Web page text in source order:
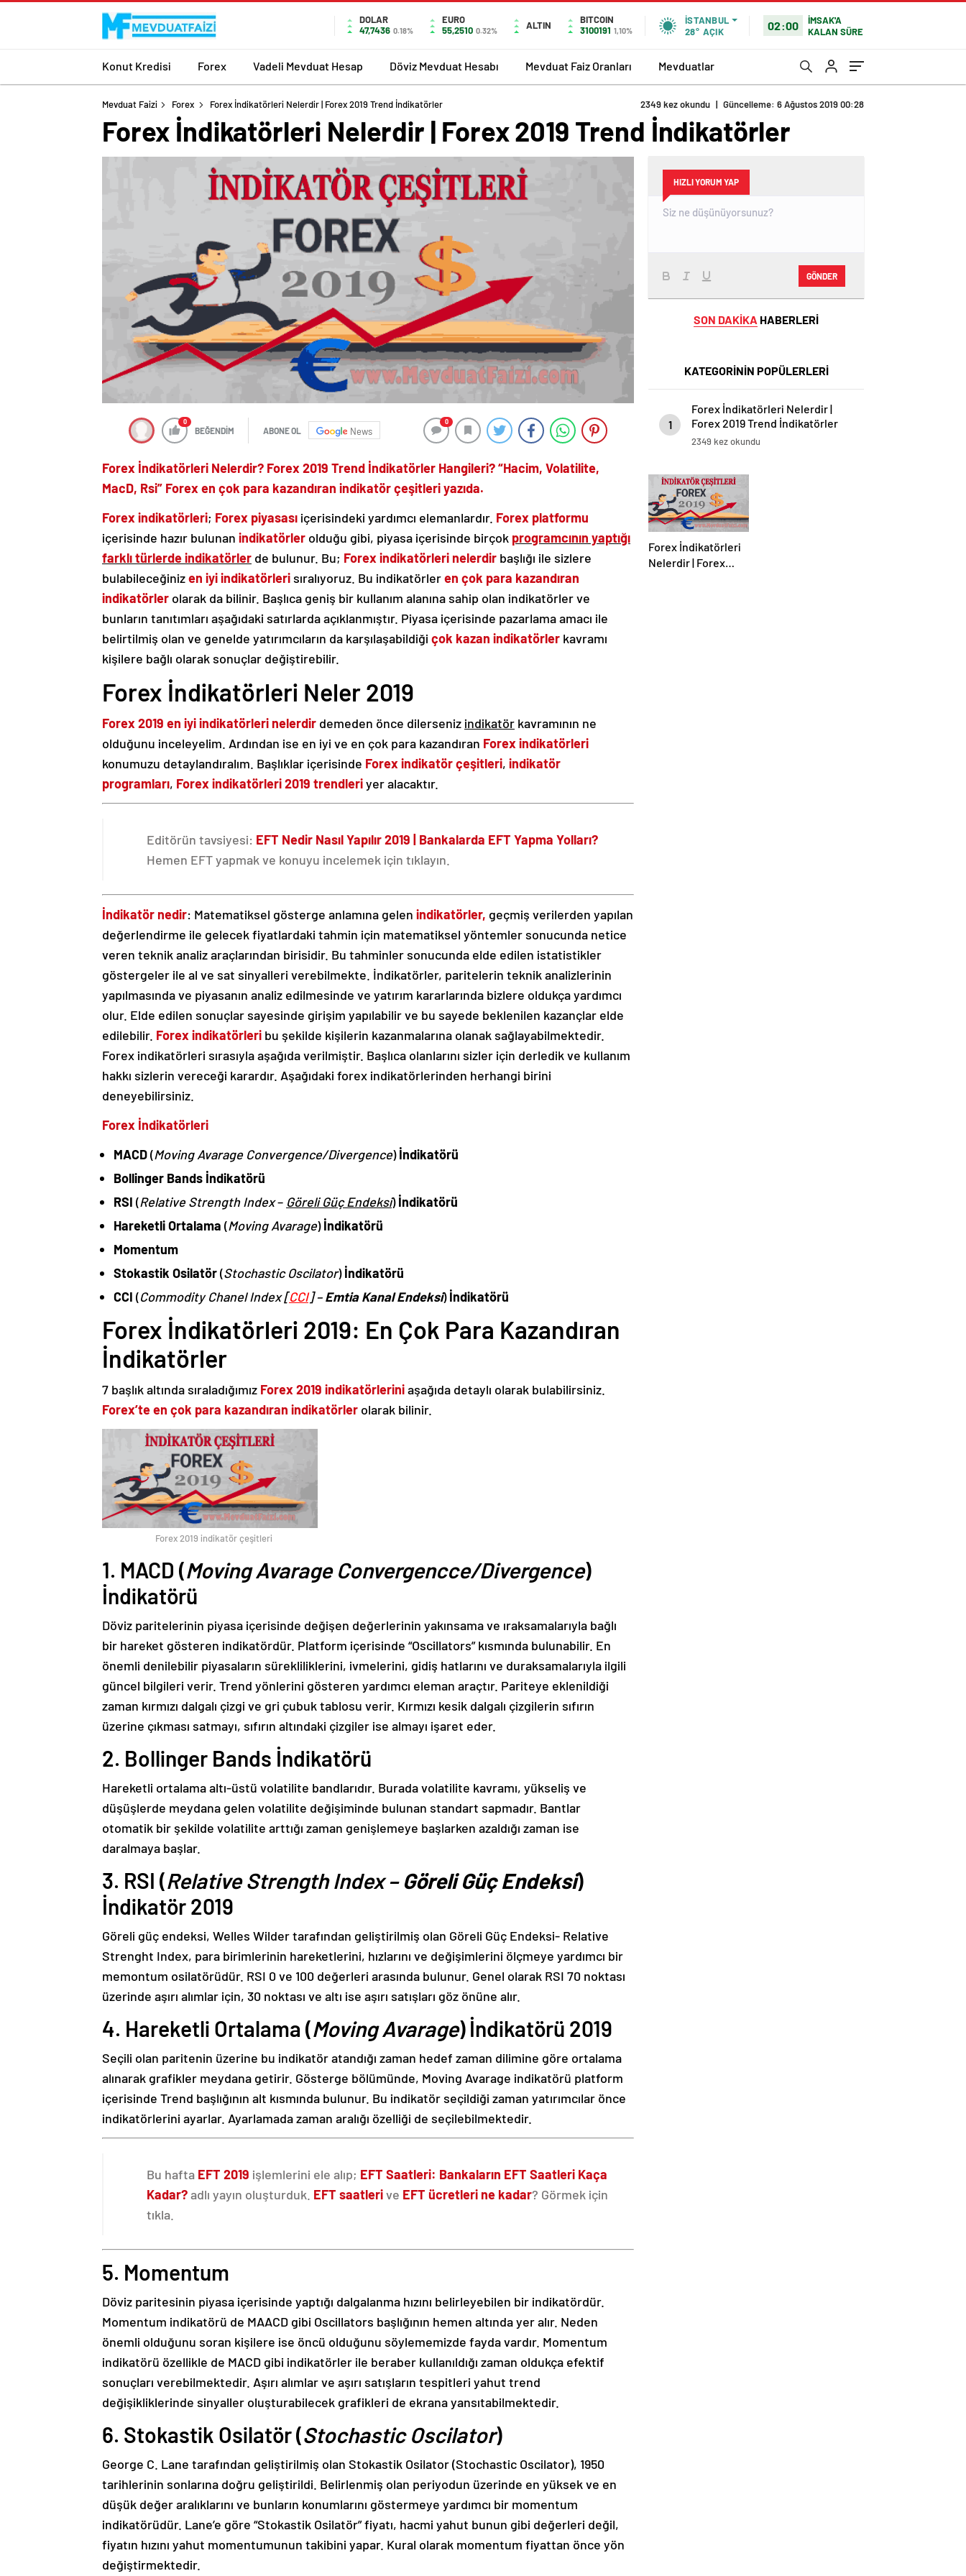
DOLAR
47,7436 0.18%
EURO
55,2510 0.32% ALTIN
BITCOIN
3100191 1,10%
İSTANBUL
28° AÇIK 02:00
İMSAK'A
KALAN SÜRE
Konut Kredisi Forex Vadeli Mevduat Hesap Döviz Mevduat Hesabı Mevduat Faiz Oranları Mevduatlar
Mevduat Faizi Forex Forex İndikatörleri Nelerdir | Forex 2019 Trend İndikatörler 2349 kez okundu | Güncelleme: 6 Ağustos 2019 00:28
Forex İndikatörleri Nelerdir | Forex 2019 Trend İndikatörler
0
BEĞENDİM ABONE OL News
0
Forex İndikatörleri Nelerdir? Forex 2019 Trend İndikatörler Hangileri? “Hacim, Volatilite,
MacD, Rsi” Forex en çok para kazandıran indikatör çeşitleri yazıda.
Forex indikatörleri; Forex piyasası içerisindeki yardımcı elemanlardır. Forex platformu
içerisinde hazır bulunan indikatörler olduğu gibi, piyasa içerisinde birçok programcının yaptığı
farklı türlerde indikatörler de bulunur. Bu; Forex indikatörleri nelerdir başlığı ile sizlere
bulabileceğinizen iyi indikatörleri sıralıyoruz. Bu indikatörleren çok para kazandıran
indikatörler olarak da bilinir. Başlıca geniş bir kullanım alanına sahip olan indikatörler ve
bunların tanıtımları aşağıdaki satırlarda açıklanmıştır. Piyasa içerisinde pazarlama amacı ile
belirtilmiş olan ve genelde yatırımcıların da karşılaşabildiği çok kazan indikatörler kavramı
kişilere bağlı olarak sonuçlar değiştirebilir.
Forex İndikatörleri Neler 2019
Forex 2019 en iyi indikatörleri nelerdir demeden önce dilerseniz indikatör kavramının ne
olduğunu inceleyelim. Ardından ise en iyi ve en çok para kazandıran Forex indikatörleri
konumuzu detaylandıralım. Başlıklar içerisinde Forex indikatör çeşitleri, indikatör
programları, Forex indikatörleri 2019 trendleriyer alacaktır.
Editörün tavsiyesi: EFT Nedir Nasıl Yapılır 2019 | Bankalarda EFT Yapma Yolları?
Hemen EFT yapmak ve konuyu incelemek için tıklayın.
İndikatör nedir: Matematiksel gösterge anlamına gelen indikatörler, geçmiş verilerden yapılan
değerlendirme ile gelecek fiyatlardaki tahmin için matematiksel yöntemler sonucunda netice
veren teknik analiz araçlarından birisidir. Bu tahminler sonucunda elde edilen istatistikler
göstergeler ile al ve sat sinyalleri verebilmekte. İndikatörler, paritelerin teknik analizlerinin
yapılmasında ve piyasanın analiz edilmesinde ve yatırım kararlarında bizlere oldukça yardımcı
olur. Elde edilen sonuçlar sayesinde girişim yapılabilir ve bu sayede beklenilen kazançlar elde
edilebilir. Forex indikatörleri bu şekilde kişilerin kazanmalarına olanak sağlayabilmektedir.
Forex indikatörleri sırasıyla aşağıda verilmiştir. Başlıca olanlarını sizler için derledik ve kullanım
hakkı sizlerin vereceği karardır. Aşağıdaki forex indikatörlerinden herhangi birini
deneyebilirsiniz.
Forex İndikatörleri
MACD(Moving Avarage Convergence/Divergence)İndikatörü
Bollinger Bands İndikatörü
RSI (Relative Strength Index– Göreli Güç Endeksi)İndikatörü
Hareketli Ortalama (Moving Avarage)İndikatörü
Momentum
Stokastik Osilatör(Stochastic Oscilator)İndikatörü
CCI (Commodity Chanel Index [CCI] –Emtia Kanal Endeksi)İndikatörü
Forex İndikatörleri 2019: En Çok Para Kazandıran
İndikatörler
7 başlık altında sıraladığımız Forex 2019 indikatörleriniaşağıda detaylı olarak bulabilirsiniz.
Forex’te en çok para kazandıran indikatörler olarak bilinir.
Forex 2019 indikatör çeşitleri
1. MACD (Moving Avarage Convergencce/Divergence)
İndikatörü
Döviz paritelerinin piyasa içerisinde değişen değerlerinin yakınsama ve ıraksamalarıyla bağlı
bir hareket gösteren indikatördür. Platform içerisinde “Oscillators” kısmında bulunabilir. En
önemli denilebilir piyasaların sürekliliklerini, ivmelerini, gidiş hatlarını ve duraksamalarıyla ilgili
güncel bilgileri verir. Trend yönlerini gösteren yardımcı eleman araçtır. Pariteye eklenildiği
zaman kırmızı dalgalı çizgi ve gri çubuk tablosu verir. Kırmızı kesik dalgalı çizgilerin sıfırın
üzerine çıkması satmayı, sıfırın altındaki çizgiler ise almayı işaret eder.
2. Bollinger Bands İndikatörü
Hareketli ortalama altı-üstü volatilite bandlarıdır. Burada volatilite kavramı, yükseliş ve
düşüşlerde meydana gelen volatilite değişiminde bulunan standart sapmadır. Bantlar
otomatik bir şekilde volatilite arttığı zaman genişlemeye başlarken azaldığı zaman ise
daralmaya başlar.
3. RSI (Relative Strength Index –Göreli Güç Endeksi)
İndikatör 2019
Göreli güç endeksi, Welles Wilder tarafından geliştirilmiş olan Göreli Güç Endeksi- Relative
Strenght Index, para birimlerinin hareketlerini, hızlarını ve değişimlerini ölçmeye yardımcı bir
memontum osilatörüdür. RSI 0 ve 100 değerleri arasında bulunur. Genel olarak RSI 70 noktası
üzerinde aşırı alımlar için, 30 noktası ve altı ise aşırı satışları göz önüne alır.
4. Hareketli Ortalama (Moving Avarage) İndikatörü 2019
Seçili olan paritenin üzerine bu indikatör atandığı zaman hedef zaman dilimine göre ortalama
alınarak grafikler meydana getirir. Gösterge bölümünde, Moving Avarage indikatörü platform
içerisinde Trend başlığının alt kısmında bulunur. Bu indikatör seçildiği zaman yatırımcılar önce
indikatörlerini ayarlar. Ayarlamada zaman aralığı özelliği de seçilebilmektedir.
Bu hafta EFT 2019 işlemlerini ele alıp; EFT Saatleri: Bankaların EFT Saatleri Kaça
Kadar?adlı yayın oluşturduk. EFT saatlerive EFT ücretleri ne kadar? Görmek için
tıkla.
5. Momentum
Döviz paritesinin piyasa içerisinde yaptığı dalgalanma hızını belirleyebilen bir indikatördür.
Momentum indikatörü de MAACD gibi Oscillators başlığının hemen altında yer alır. Neden
önemli olduğunu soran kişilere ise öncü olduğunu söylememizde fayda vardır. Momentum
indikatörü özellikle de MACD gibi indikatörler ile beraber kullanıldığı zaman oldukça efektif
sonuçları verebilmektedir. Aşırı alımlar ve aşırı satışların tespitleri yahut trend
değişikliklerinde sinyaller oluşturabilecek grafikleri de ekrana yansıtabilmektedir.
6. Stokastik Osilatör (Stochastic Oscilator)
George C. Lane tarafından geliştirilmiş olan Stokastik Osilator (Stochastic Oscilator), 1950
tarihlerinin sonlarına doğru geliştirildi. Belirlenmiş olan periyodun üzerinde en yüksek ve en
düşük değer aralıklarını ve bunların konumlarını göstermeye yardımcı bir momentum
indikatörüdür. Lane’e göre “Stokastik Osilatör” fiyatı, hacmi yahut bunun gibi değerleri değil,
fiyatın hızını yahut momentumunun takibini yapar. Kural olarak momentum fiyattan önce yön
değiştirmektedir.
HIZLI YORUM YAP
GÖNDER
SON DAKİKA HABERLERİ
KATEGORİNİN POPÜLERLERİ
1
Forex İndikatörleri Nelerdir |
Forex 2019 Trend İndikatörler
2349 kez okundu
Forex İndikatörleri
Nelerdir | Forex